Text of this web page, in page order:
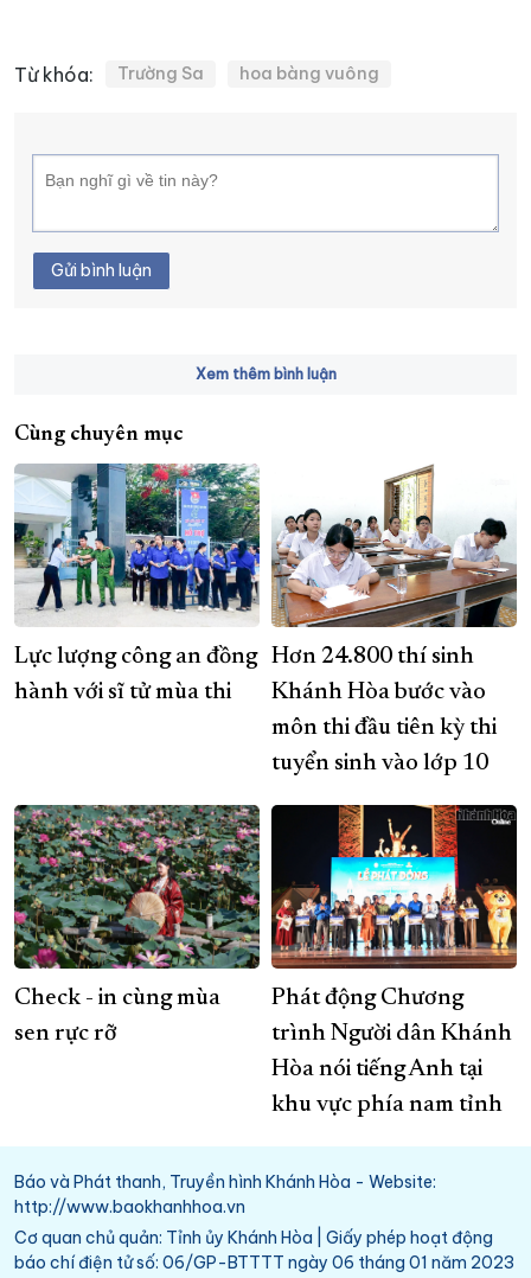
Từ khóa: Trường Sa hoa bàng vuông
Gửi bình luận
Xem thêm bình luận
Cùng chuyên mục
Lực lượng công an đồng
hành với sĩ tử mùa thi
Hơn 24.800 thí sinh
Khánh Hòa bước vào
môn thi đầu tiên kỳ thi
tuyển sinh vào lớp 10
Check - in cùng mùa
sen rực rỡ
Phát động Chương
trình Người dân Khánh
Hòa nói tiếng Anh tại
khu vực phía nam tỉnh
Báo và Phát thanh, Truyền hình Khánh Hòa - Website:
http://www.baokhanhhoa.vn
Cơ quan chủ quản: Tỉnh ủy Khánh Hòa | Giấy phép hoạt động
báo chí điện tử số: 06/GP-BTTTT ngày 06 tháng 01 năm 2023